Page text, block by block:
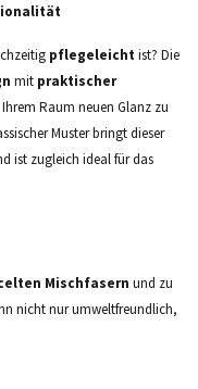
pflegeleichtist? Die
mit praktischer
Raum neuen Glanz zu
Muster bringt dieser
ist zugleich ideal für das
Mischfasern und zu
nicht nur umweltfreundlich,